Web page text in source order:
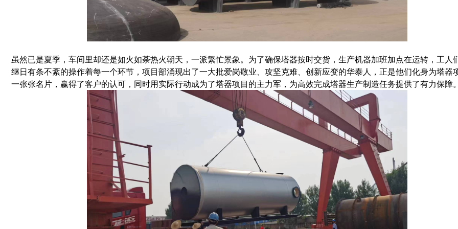
虽然已是夏季，车间里却还是如火如荼热火朝天，一派繁忙景象。为了确保塔器按时交货，生产机器加班加点在运转，工人
继日有条不紊的操作着每一个环节，项目部涌现出了一大批爱岗敬业、攻坚克难、创新应变的华泰人，正是他们化身为塔器
一张张名片，赢得了客户的认可，同时用实际行动成为了塔器项目的主力军，为高效完成塔器生产制造任务提供了有力保障